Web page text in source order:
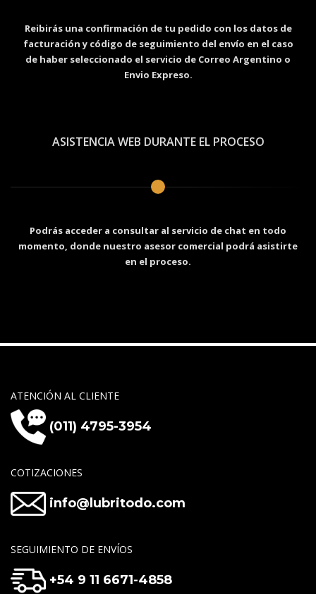
Reibirás una confirmación de tu pedido con los datos de
facturación y código de seguimiento del envío en el caso
de haber seleccionado el servicio de Correo Argentino o
Envio Expreso.
ASISTENCIA WEB DURANTE EL PROCESO
Podrás acceder a consultar al servicio de chat en todo
momento, donde nuestro asesor comercial podrá asistirte
en el proceso.
ATENCIÓN AL CLIENTE
(011) 4795-3954
COTIZACIONES
info@lubritodo.com
SEGUIMIENTO DE ENVÍOS
+54 9 11 6671-4858